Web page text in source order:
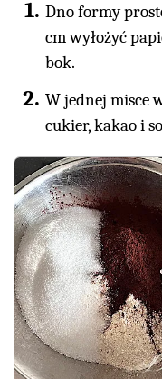
Dno formy
cm wyłożyć
bok.
W jednej misce
cukier, kakao i